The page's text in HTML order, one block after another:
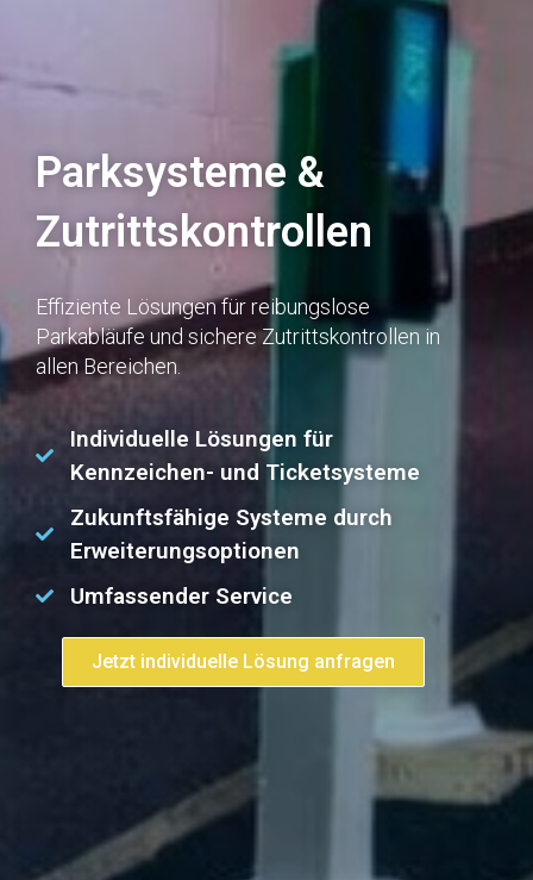
Parksysteme &
Zutrittskontrollen
Effiziente Lösungen für reibungslose
Parkabläufe und sichere Zutrittskontrollen in
allen Bereichen.
Individuelle Lösungen für
Kennzeichen- und Ticketsysteme
Zukunftsfähige Systeme durch
Erweiterungsoptionen
Umfassender Service
Jetzt individuelle Lösung anfragen